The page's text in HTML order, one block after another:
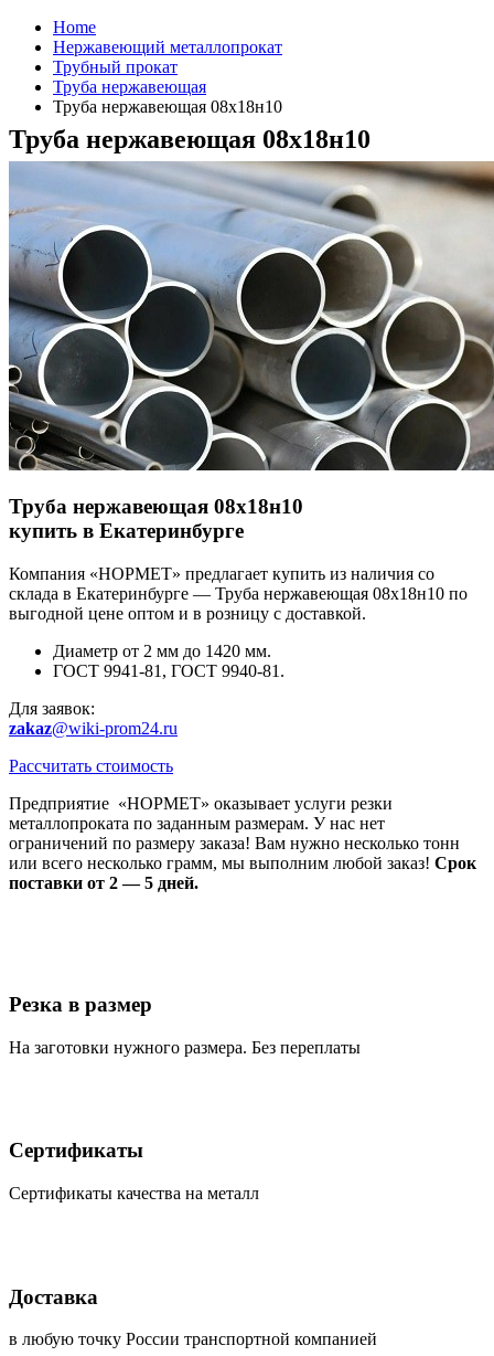
Home
Нержавеющий металлопрокат
Трубный прокат
Труба нержавеющая
Труба нержавеющая 08х18н10
Труба нержавеющая 08х18н10
Труба нержавеющая 08х18н10
купить в Екатеринбурге
Компания «НОРМЕТ» предлагает купить из наличия со
склада в Екатеринбурге — Труба нержавеющая 08х18н10 по
выгодной цене оптом и в розницу с доставкой.
Диаметр от 2 мм до 1420 мм.
ГОСТ 9941-81, ГОСТ 9940-81.
Для заявок:
zakaz@wiki-prom24.ru
Рассчитать стоимость
Предприятие «НОРМЕТ» оказывает услуги резки
металлопроката по заданным размерам. У нас нет
ограничений по размеру заказа! Вам нужно несколько тонн
или всего несколько грамм, мы выполним любой заказ! Срок
поставки от 2 — 5 дней.
Резка в размер
На заготовки нужного размера. Без переплаты
Сертификаты
Сертификаты качества на металл
Доставка
в любую точку России транспортной компанией